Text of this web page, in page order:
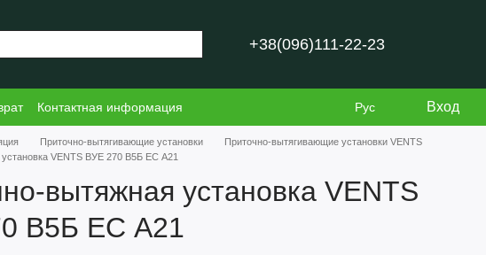
+38(096)111-22-23
Контактная информация
Рус Вход
Приточно-вытягивающие установки
Приточно-вытягивающие установки VENTS
VENTS ВУЕ 270 В5Б ЕС А21
вытяжная установка VENTS
В5Б ЕС А21